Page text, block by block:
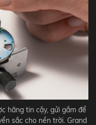
hãng tin cậy, gửi gắm để
sắc cho nền trời. Grand